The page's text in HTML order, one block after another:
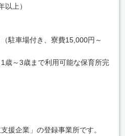
以上）
駐車場付き、寮費15,000円～
歳～3歳まで利用可能な保育所完
援企業」の登録事業所です。